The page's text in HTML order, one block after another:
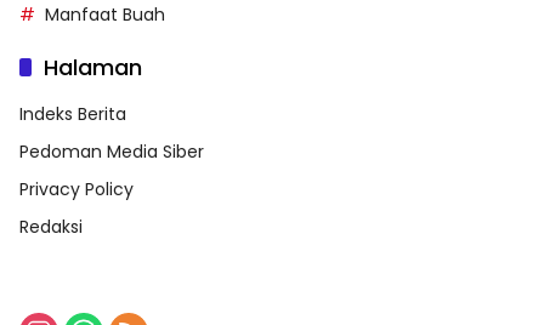
Manfaat Buah
Halaman
Indeks Berita
Pedoman Media Siber
Privacy Policy
Redaksi